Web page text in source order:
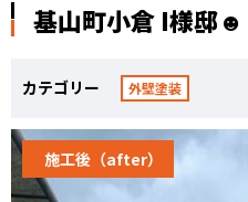
基山町小倉 I様邸☻
カテゴリー 外壁塗装
施工後（after）